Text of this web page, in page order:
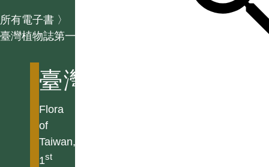
所有電子書 〉
臺灣植物誌第一版
臺灣植物誌第一版
Flora
of
Taiwan,
1st